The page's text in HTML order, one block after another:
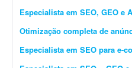
Especialista em SEO, GEO e
Especialista em SEO para e-